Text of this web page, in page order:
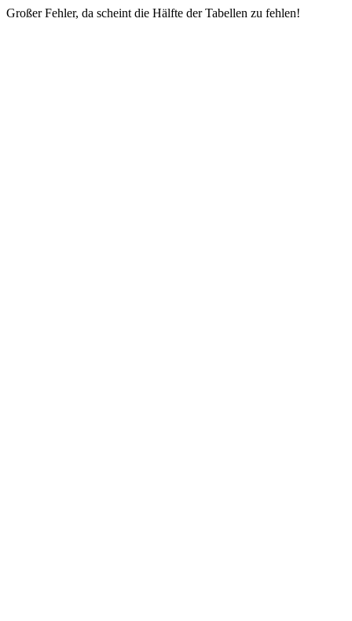
Großer Fehler, da scheint die Hälfte der Tabellen zu fehlen!